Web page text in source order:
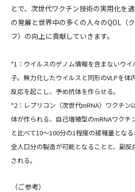
とで、次世代ワクチン技術の実用化を
の発展と世界中の多くの人々のQOL （
フ）の向上に貢献していきます。
*1：ウイルスのゲノム情報を含まないウ
子。無力化したウイルスと同形のVLPを体
反応を起こし、予め抗体を作らせる。
*2：レプリコン（次世代mRNA）ワクチン
体が作られる、自己増殖型のmRNAワクチ
と比べて10～100分の1程度の接種量とな
全人口分の製造が可能となることと、副
される。
（ご参考）